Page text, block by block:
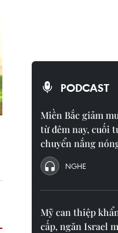
PODCAST
Miền Bắc giảm
từ đêm nay, cuối
chuyển nắng
NGHE
Mỹ can thiệp
cấp, ngăn Israel